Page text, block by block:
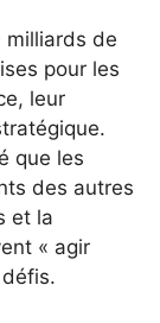
milliards de
pour les
leur
que les
des autres
et la
« agir